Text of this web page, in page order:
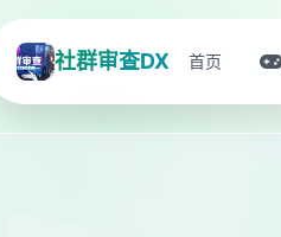
社群审查DX 首页